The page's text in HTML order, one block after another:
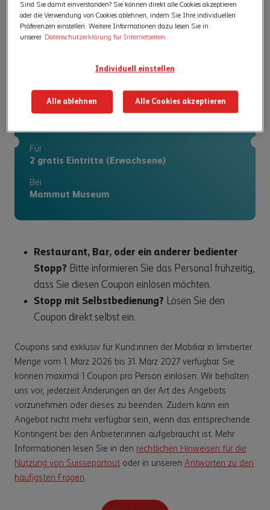
Begleitperson dürfen kostenlos ins Mammut Museum auf
Entdeckungsreise gehen.
Für
2 gratis Eintritte (Erwachsene)
Bei
Mammut Museum
Restaurant, Bar, oder ein anderer bedienter
Stopp? Bitte informieren Sie das Personal frühzeitig,
dass Sie diesen Coupon einlösen möchten.
Stopp mit Selbstbedienung? Lösen Sie den
Coupon direkt selbst ein.
Coupons sind exklusiv für Kund:innen der Mobiliar in limitierter
Menge vom 1. März 2026 bis 31. März 2027 verfügbar. Sie
können maximal 1 Coupon pro Person einlösen. Wir behalten
uns vor, jederzeit Änderungen an der Art des Angebots
vorzunehmen oder dieses zu beenden. Zudem kann ein
Angebot nicht mehr verfügbar sein, wenn das entsprechende
Kontingent bei den Anbieter:innen aufgebraucht ist. Mehr
Informationen lesen Sie in den rechtlichen Hinweisen für die
Nutzung von Suissepartout oder in unseren Antworten zu den
häufigsten Fragen.
Sind Sie damit einverstanden? Sie können direkt alle Cookies akzeptieren
oder die Verwendung von Cookies ablehnen, indem Sie Ihre individuellen
Präferenzen einstellen. Weitere Informationen dazu lesen Sie in
unserer Datenschutzerklärung für Internetseiten.
Individuell einstellen
Alle ablehnen Alle Cookies akzeptieren